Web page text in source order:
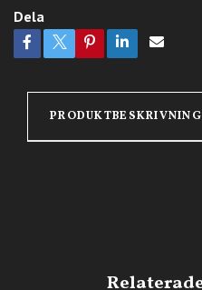
Dela
PRODUKTBESKRIVNING